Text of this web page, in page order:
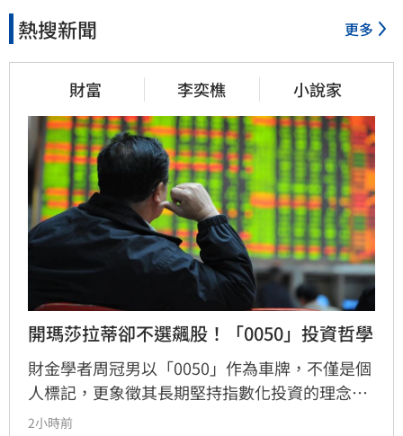
熱搜新聞 更多
財富 李奕樵 小說家
開瑪莎拉蒂卻不選飆股！「0050」投資哲學
財金學者周冠男以「0050」作為車牌，不僅是個
人標記，更象徵其長期堅持指數化投資的理念。
他透過學術研究與親身實踐發現，頻繁選股難以
2小時前